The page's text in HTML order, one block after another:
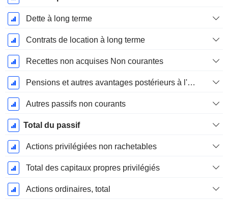
Dette à long terme
Contrats de location à long terme
Recettes non acquises Non courantes
Pensions et autres avantages postérieurs à l'emploi
Autres passifs non courants
Total du passif
Actions privilégiées non rachetables
Total des capitaux propres privilégiés
Actions ordinaires, total